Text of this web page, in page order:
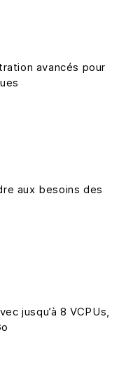
avancés pour
aux besoins des
jusqu’à 8 VCPUs,